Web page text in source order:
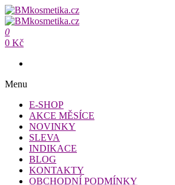
Přeskočit
na
obsah
BMkosmetika.cz
BMkosmetika.cz
0
0 Kč
Menu
E-SHOP
AKCE MĚSÍCE
NOVINKY
SLEVA
INDIKACE
BLOG
KONTAKTY
OBCHODNÍ PODMÍNKY